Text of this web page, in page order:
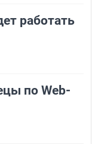
работать
по Web-